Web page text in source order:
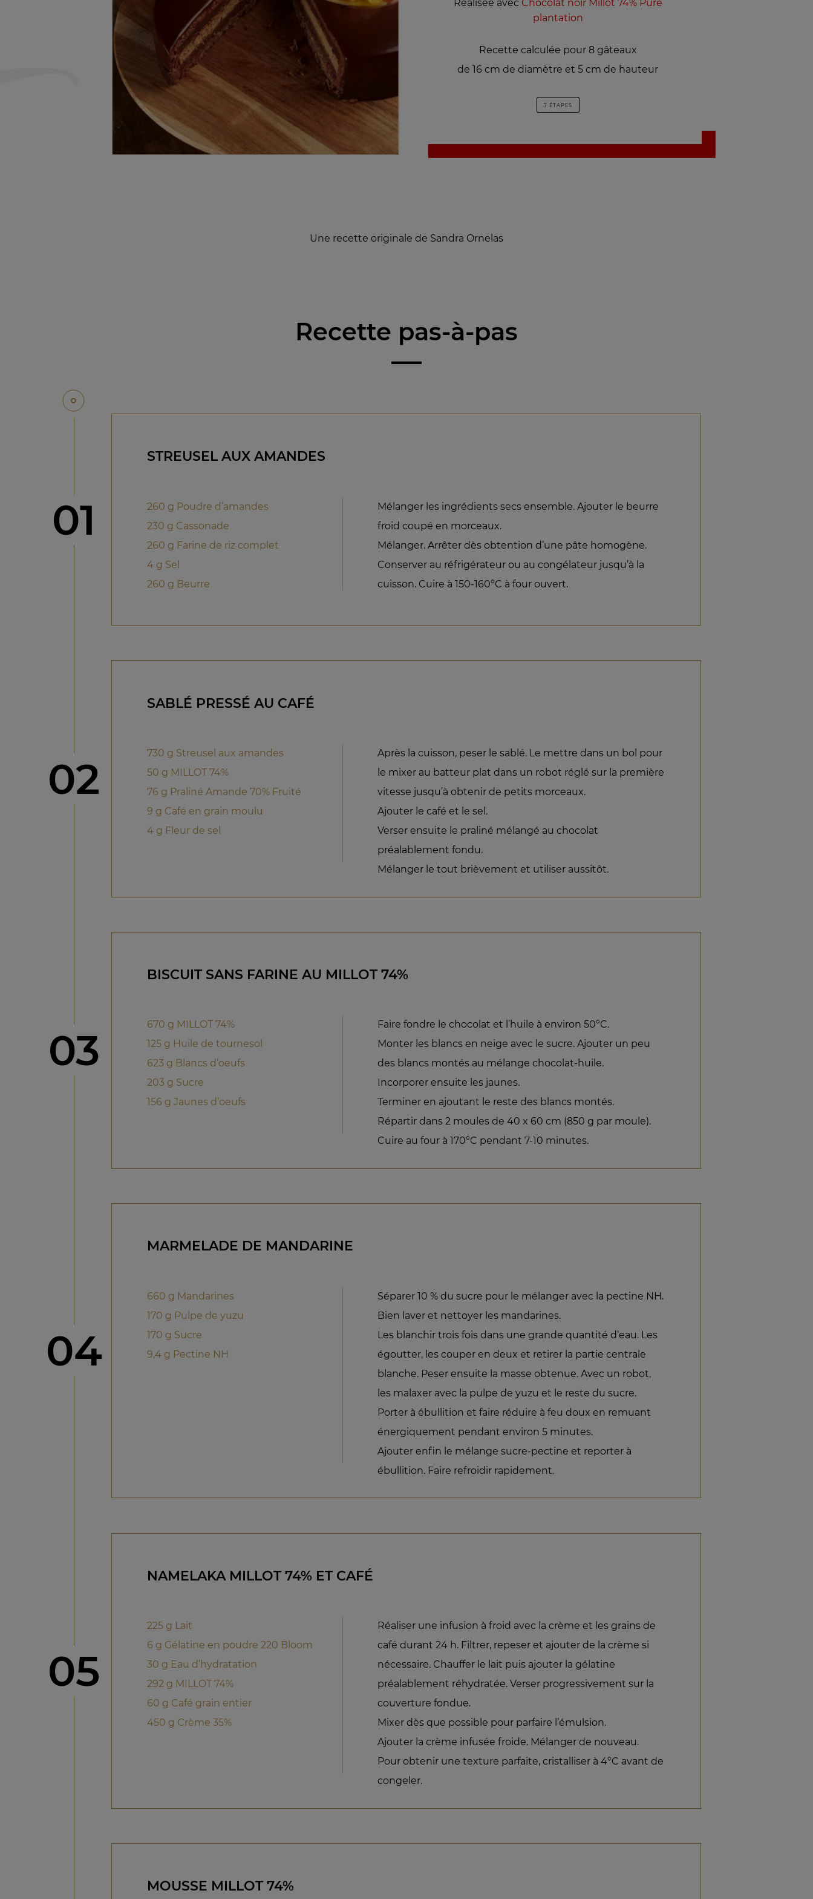
Réalisée avec Chocolat noir Millot 74% Pure
plantation
Recette calculée pour 8 gâteaux
de 16 cm de diamètre et 5 cm de hauteur
7 ÉTAPES
Une recette originale de Sandra Ornelas
Recette pas-à-pas
étape
01
STREUSEL AUX AMANDES
260 g Poudre d’amandes
230 g Cassonade
260 g Farine de riz complet
4 g Sel
260 g Beurre
Mélanger les ingrédients secs ensemble. Ajouter le beurre
froid coupé en morceaux.
Mélanger. Arrêter dès obtention d’une pâte homogène.
Conserver au réfrigérateur ou au congélateur jusqu’à la
cuisson. Cuire à 150-160°C à four ouvert.
étape
02
SABLÉ PRESSÉ AU CAFÉ
730 g Streusel aux amandes
50 g MILLOT 74%
76 g Praliné Amande 70% Fruité
9 g Café en grain moulu
4 g Fleur de sel
Après la cuisson, peser le sablé. Le mettre dans un bol pour
le mixer au batteur plat dans un robot réglé sur la première
vitesse jusqu’à obtenir de petits morceaux.
Ajouter le café et le sel.
Verser ensuite le praliné mélangé au chocolat
préalablement fondu.
Mélanger le tout brièvement et utiliser aussitôt.
étape
03
BISCUIT SANS FARINE AU MILLOT 74%
670 g MILLOT 74%
125 g Huile de tournesol
623 g Blancs d’oeufs
203 g Sucre
156 g Jaunes d’oeufs
Faire fondre le chocolat et l’huile à environ 50°C.
Monter les blancs en neige avec le sucre. Ajouter un peu
des blancs montés au mélange chocolat-huile.
Incorporer ensuite les jaunes.
Terminer en ajoutant le reste des blancs montés.
Répartir dans 2 moules de 40 x 60 cm (850 g par moule).
Cuire au four à 170°C pendant 7-10 minutes.
étape
04
MARMELADE DE MANDARINE
660 g Mandarines
170 g Pulpe de yuzu
170 g Sucre
9,4 g Pectine NH
Séparer 10 % du sucre pour le mélanger avec la pectine NH.
Bien laver et nettoyer les mandarines.
Les blanchir trois fois dans une grande quantité d’eau. Les
égoutter, les couper en deux et retirer la partie centrale
blanche. Peser ensuite la masse obtenue. Avec un robot,
les malaxer avec la pulpe de yuzu et le reste du sucre.
Porter à ébullition et faire réduire à feu doux en remuant
énergiquement pendant environ 5 minutes.
Ajouter enfin le mélange sucre-pectine et reporter à
ébullition. Faire refroidir rapidement.
étape
05
NAMELAKA MILLOT 74% ET CAFÉ
225 g Lait
6 g Gélatine en poudre 220 Bloom
30 g Eau d’hydratation
292 g MILLOT 74%
60 g Café grain entier
450 g Crème 35%
Réaliser une infusion à froid avec la crème et les grains de
café durant 24 h. Filtrer, repeser et ajouter de la crème si
nécessaire. Chauffer le lait puis ajouter la gélatine
préalablement réhydratée. Verser progressivement sur la
couverture fondue.
Mixer dès que possible pour parfaire l’émulsion.
Ajouter la crème infusée froide. Mélanger de nouveau.
Pour obtenir une texture parfaite, cristalliser à 4°C avant de
congeler.
MOUSSE MILLOT 74%